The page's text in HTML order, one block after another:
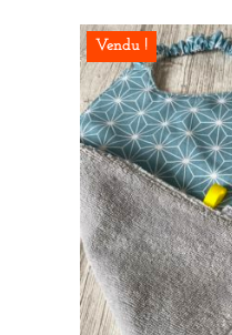
Vendu !